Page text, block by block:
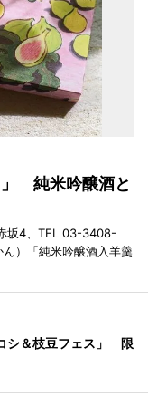
」 純米吟醸酒と
坂4、TEL 03-3408-
）「純米吟醸酒入羊羹
シ＆枝豆フェス」 限